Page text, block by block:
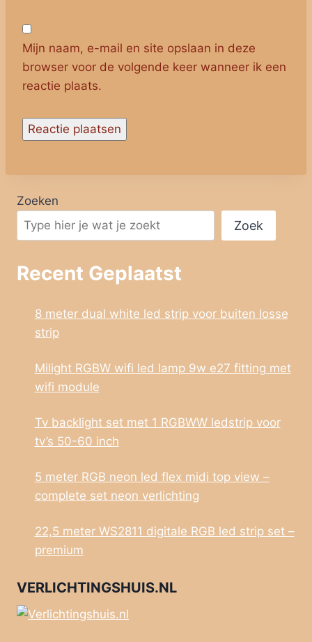
Mijn naam, e-mail en site opslaan in deze
browser voor de volgende keer wanneer ik een
reactie plaats.
Zoeken
Zoek
Recent Geplaatst
8 meter dual white led strip voor buiten losse
strip
Milight RGBW wifi led lamp 9w e27 fitting met
wifi module
Tv backlight set met 1 RGBWW ledstrip voor
tv’s 50-60 inch
5 meter RGB neon led flex midi top view –
complete set neon verlichting
22,5 meter WS2811 digitale RGB led strip set –
premium
VERLICHTINGSHUIS.NL